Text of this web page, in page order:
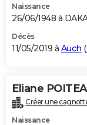
Naissance
26/06/1948 à
Décès
11/05/2019 à Auch (
Eliane
Créer une
Naissance